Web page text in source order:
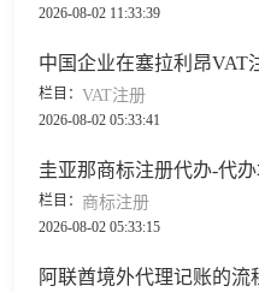
2026-08-02 11:33:39
中国企业在塞拉利昂VAT
栏目： VAT注册
2026-08-02 05:33:41
圭亚那商标注册代办-代
栏目： 商标注册
2026-08-02 05:33:15
阿联酋境外代理记账的流